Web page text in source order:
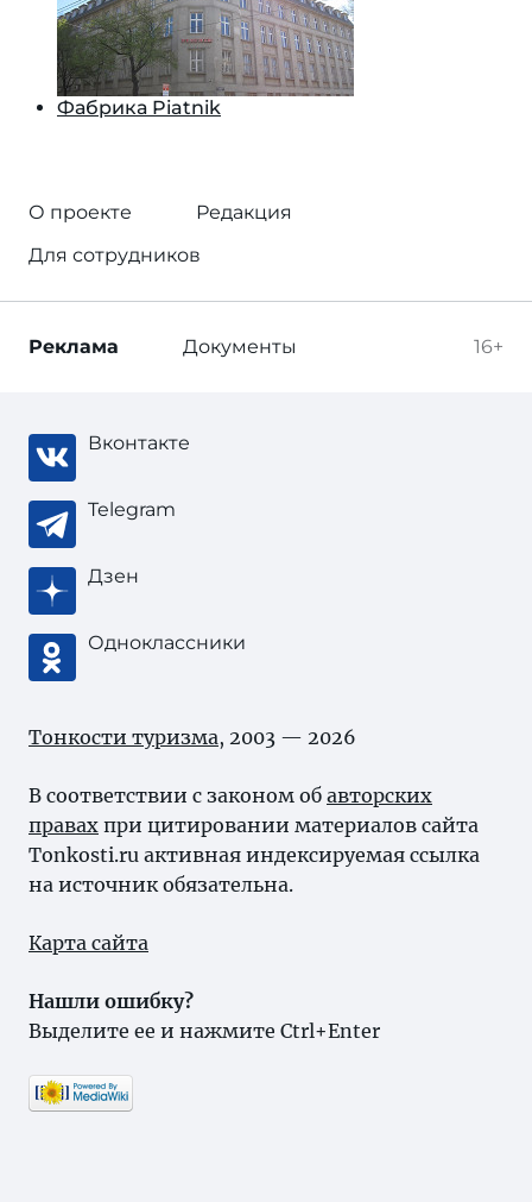
Фабрика Piatnik
О проекте
Редакция
Для сотрудников
16+
Реклама Документы
Вконтакте
Telegram
Дзен
Одноклассники
Тонкости туризма, 2003 — 2026
В соответствии с законом об авторских
правах при цитировании материалов сайта
Tonkosti.ru активная индексируемая ссылка
на источник обязательна.
Карта сайта
Нашли ошибку?
Выделите ее и нажмите Ctrl+Enter